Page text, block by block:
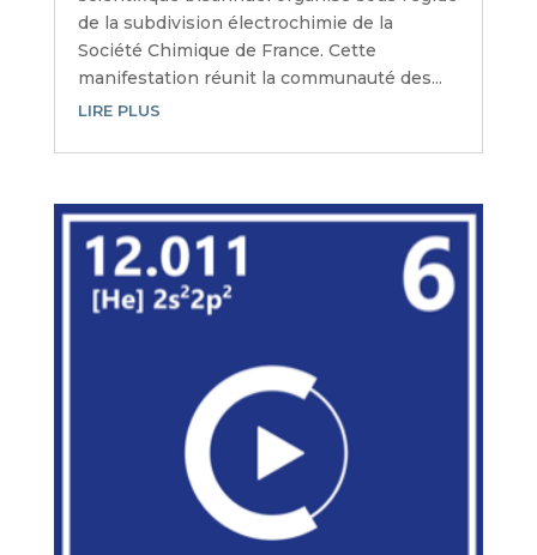
de la subdivision électrochimie de la
Société Chimique de France. Cette
manifestation réunit la communauté des...
LIRE PLUS